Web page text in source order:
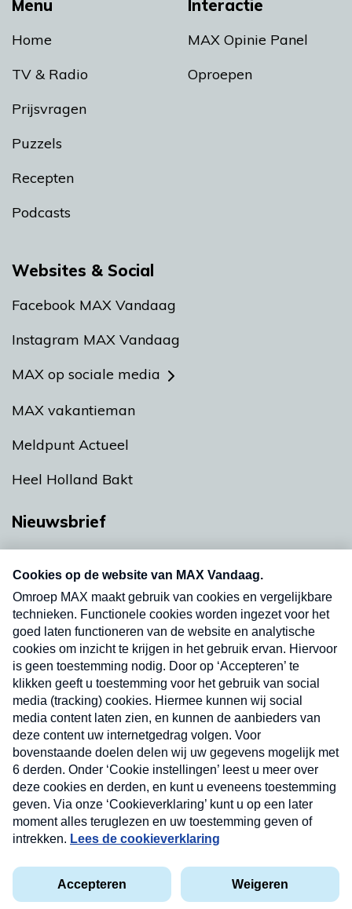
Menu
Home
TV & Radio
Prijsvragen
Puzzels
Recepten
Podcasts
Interactie
MAX Opinie Panel
Oproepen
Websites & Social
Facebook MAX Vandaag
Instagram MAX Vandaag
MAX op sociale media
MAX vakantieman
Meldpunt Actueel
Heel Holland Bakt
Nieuwsbrief
nieuwsbrief. Elke vrijdag- en dinsdagochtend in
uw mailbox.
Verzend
Privacyverklaring
Cookieverklaring
Kwetsbaarheid melden
Nieuwsbrief
Neem hier een gratis abonnement op onze
nieuwsbrief. Elke vrijdag- en dinsdagochtend in uw